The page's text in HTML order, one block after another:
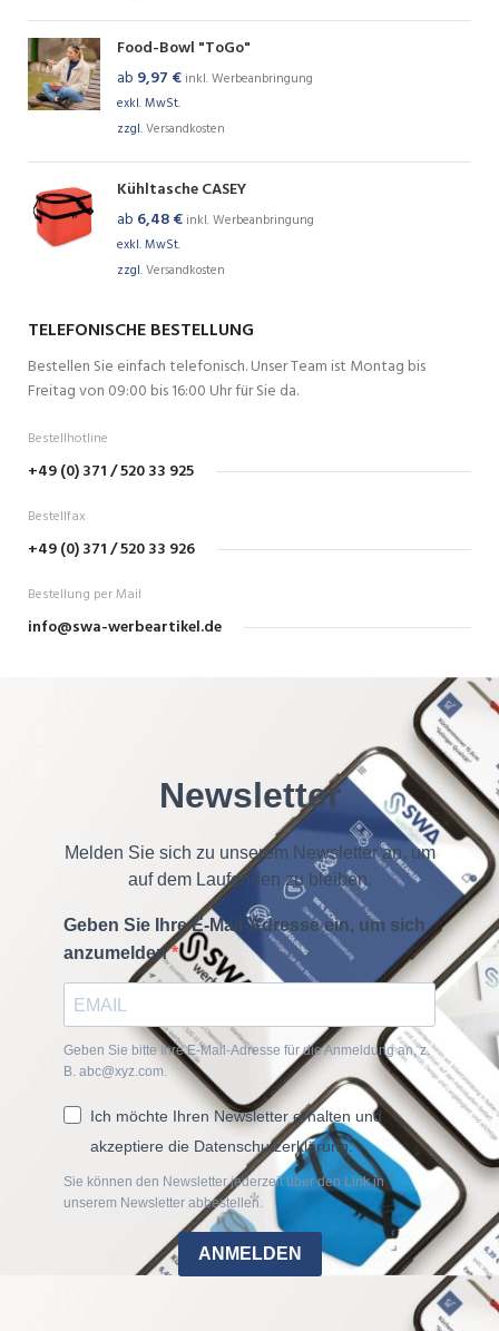
Food-Bowl "ToGo"
ab 9,97 € inkl. Werbeanbringung
exkl. MwSt.
zzgl.Versandkosten
Kühltasche CASEY
ab 6,48€ inkl. Werbeanbringung
exkl. MwSt.
zzgl.Versandkosten
TELEFONISCHE BESTELLUNG
Bestellen Sie einfach telefonisch. Unser Team ist Montag bis
Freitag von 09:00 bis 16:00 Uhr für Sie da.
Bestellhotline
+49 (0) 371 / 520 33 925
Bestellfax
+49 (0) 371 / 520 33 926
Bestellung per Mail
info@swa-werbeartikel.de
Newsletter
Melden Sie sich zu unserem Newsletter an, um
auf dem Laufenden zu bleiben.
Geben Sie Ihre E-Mail-Adresse ein, um sich
anzumelden
Geben Sie bitte Ihre E-Mail-Adresse für die Anmeldung an, z.
B. abc@xyz.com.
Ich möchte Ihren Newsletter erhalten und
akzeptiere die Datenschutzerklärung.
Sie können den Newsletter jederzeit über den Link in
unserem Newsletter abbestellen.
ANMELDEN